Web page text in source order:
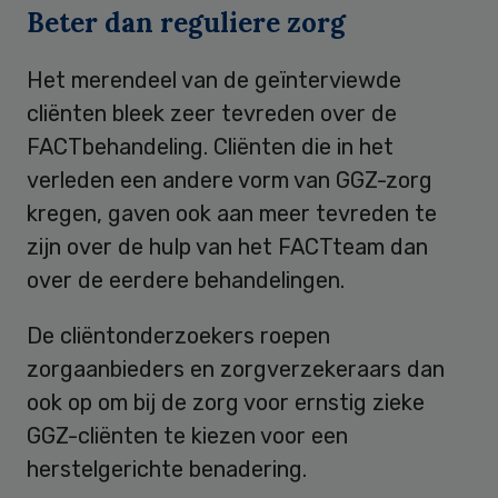
Beter dan reguliere zorg
Het merendeel van de geïnterviewde
cliënten bleek zeer tevreden over de
FACTbehandeling. Cliënten die in het
verleden een andere vorm van GGZ-zorg
kregen, gaven ook aan meer tevreden te
zijn over de hulp van het FACTteam dan
over de eerdere behandelingen.
De cliëntonderzoekers roepen
zorgaanbieders en zorgverzekeraars dan
ook op om bij de zorg voor ernstig zieke
GGZ-cliënten te kiezen voor een
herstelgerichte benadering.